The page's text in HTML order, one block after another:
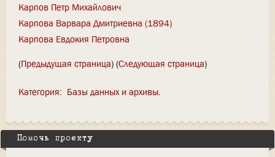
Карпов Петр Михайлович
Карпова Варвара Дмитриевна (1894)
Карпова Евдокия Петровна
(Предыдущая страница) (Следующая страница)
Категория: Базы данных и архивы
Помочь проекту